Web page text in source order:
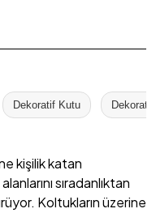
Dekoratif Kutu
kişilik katan
sıradanlıktan
Koltukların üzerine